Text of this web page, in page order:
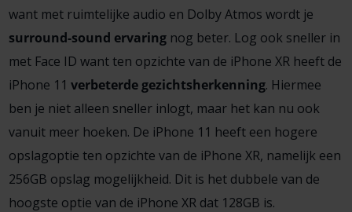
want met ruimtelijke audio en Dolby Atmos wordt je
surround-sound ervaringnog beter. Log ook sneller in
met Face ID want ten opzichte van de iPhone XR heeft de
iPhone 11 verbeterde gezichtsherkenning. Hiermee
ben je niet alleen sneller inlogt, maar het kan nu ook
vanuit meer hoeken. De iPhone 11 heeft een hogere
opslagoptie ten opzichte van de iPhone XR, namelijk een
256GB opslag mogelijkheid. Dit is het dubbele van de
hoogste optie van de iPhone XR dat 128GB is.